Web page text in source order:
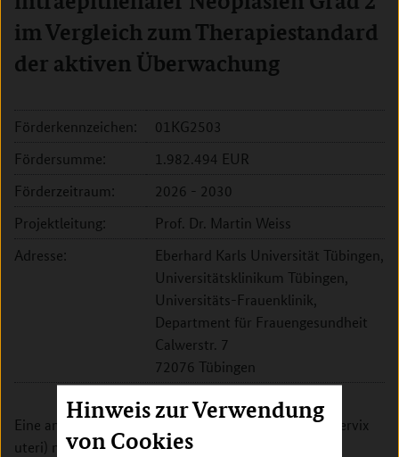
Hinweis zur Verwendung
von Cookies
im Vergleich zum Therapiestandard
der aktiven Überwachung
Förderkennzeichen:
01KG2503
Fördersumme:
1.982.494 EUR
Förderzeitraum:
2026 - 2030
Projektleitung:
Prof. Dr. Martin Weiss
Adresse:
Eberhard Karls Universität Tübingen,
Universitätsklinikum Tübingen,
Universitäts-Frauenklinik,
Department für Frauengesundheit
Calwerstr. 7
72076 Tübingen
Eine anhaltende Infektion des Gebärmutterhalses (Cervix
uteri) mit Hochrisikostämmen des humanen